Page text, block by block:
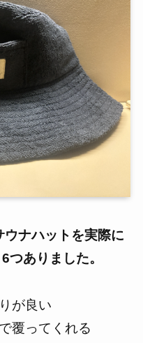
ナハット を実際に
つありました。
が良い
覆ってくれる